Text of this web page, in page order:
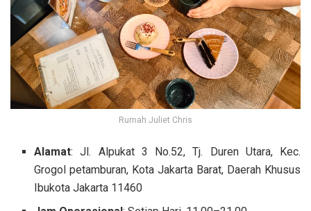
Rumah Juliet Chris
Alamat: Jl. Alpukat 3 No.52, Tj. Duren Utara, Kec.
Grogol petamburan, Kota Jakarta Barat, Daerah Khusus
Ibukota Jakarta 11460